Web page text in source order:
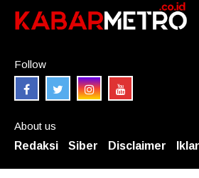
Follow
About us
Redaksi
Siber Disclaimer